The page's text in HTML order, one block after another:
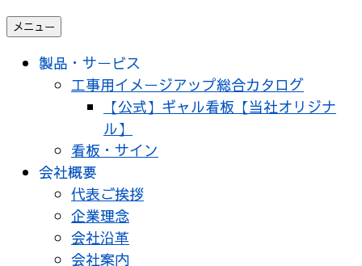
メニュー
製品・サービス
工事用イメージアップ総合カタログ
【公式】ギャル看板【当社オリジナ
ル】
看板・サイン
会社概要
代表ご挨拶
企業理念
会社沿革
会社案内